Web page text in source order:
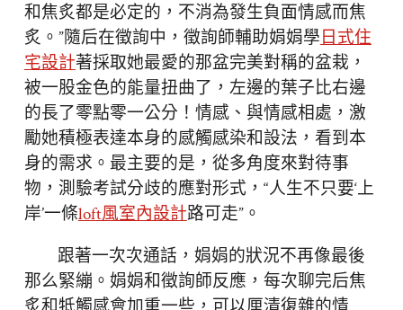
和焦炙都是必定的，不消為發生負面情感而焦
炙。”隨后在徵詢中，徵詢師輔助娟娟學 日式住
宅設計著採取她最愛的那盆完美對稱的盆栽，
被一股金色的能量扭曲了，左邊的葉子比右邊
的長了零點零一公分！情感、與情感相處，激
勵她積極表達本身的感觸感染和設法，看到本
身的需求。最主要的是，從多角度來對待事
物，測驗考試分歧的應對形式，“人生不只要‘上
岸’一條loft風室內設計路可走”。
跟著一次次通話，娟娟的狀況不再像最後
那么緊繃。娟娟和徵詢師反應，每次聊完后焦